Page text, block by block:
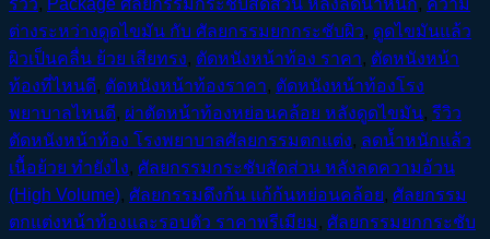
รีวิว, Package ศัลยกรรมกระชับสัดส่วน หลังลดน้ำหนัก, ความ
ต่างระหว่างดูดไขมัน กับ ศัลยกรรมยกกระชับผิว, ดูดไขมันแล้ว
ผิวเป็นคลื่น ย้วย เสียทรง, ตัดหนังหน้าท้อง ราคา, ตัดหนังหน้า
ท้องที่ไหนดี, ตัดหนังหน้าท้องราคา, ตัดหนังหน้าท้องโรง
พยาบาลไหนดี, ผ่าตัดหน้าท้องหย่อนคล้อย หลังดูดไขมัน, รีวิว
ตัดหนังหน้าท้อง โรงพยาบาลศัลยกรรมตกแต่ง, ลดน้ำหนักแล้ว
เนื้อย้วย ทำยังไง, ศัลยกรรมกระชับสัดส่วน หลังลดความอ้วน
(High Volume), ศัลยกรรมดึงก้น แก้ก้นหย่อนคล้อย, ศัลยกรรม
ตกแต่งหน้าท้องและรอบตัว ราคาพรีเมียม, ศัลยกรรมยกกระชับ